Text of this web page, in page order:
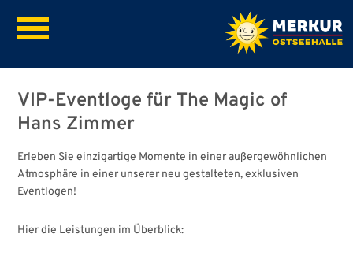
VIP-Eventloge für The Magic of
Hans Zimmer
Erleben Sie einzigartige Momente in einer außergewöhnlichen
Atmosphäre in einer unserer neu gestalteten, exklusiven
Eventlogen!
Hier die Leistungen im Überblick: